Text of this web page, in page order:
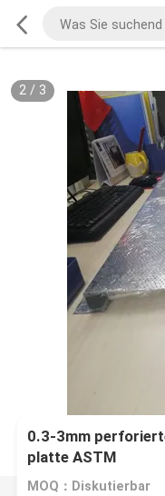
2/ 3
0.3-3mm
platte ASTM
MOQ：Diskutierbar